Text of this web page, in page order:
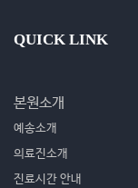
QUICK LINK
본원소개
예송소개
의료진소개
진료시간 안내